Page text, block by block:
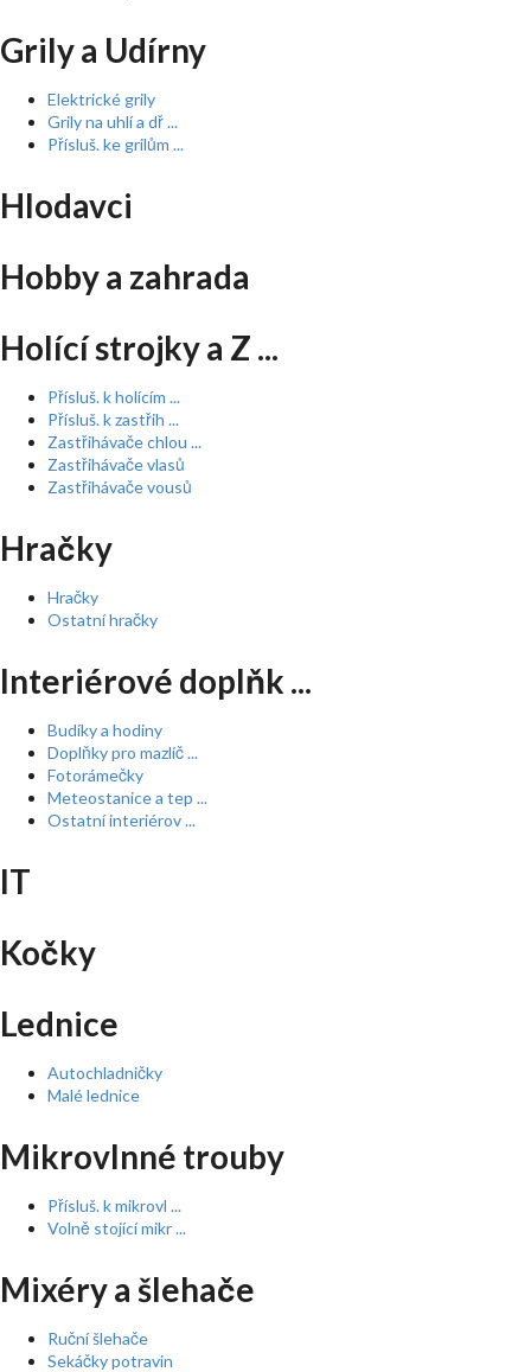
Grily a Udírny
Elektrické grily
Grily na uhlí a dř ...
Přísluš. ke grilům ...
Hlodavci
Hobby a zahrada
Holící strojky a Z ...
Přísluš. k holícím ...
Přísluš. k zastřih ...
Zastřihávače chlou ...
Zastřihávače vlasů
Zastřihávače vousů
Hračky
Hračky
Ostatní hračky
Interiérové doplňk ...
Budíky a hodiny
Doplňky pro mazlíč ...
Fotorámečky
Meteostanice a tep ...
Ostatní interiérov ...
IT
Kočky
Lednice
Autochladničky
Malé lednice
Mikrovlnné trouby
Přísluš. k mikrovl ...
Volně stojící mikr ...
Mixéry a šlehače
Ruční šlehače
Sekáčky potravin